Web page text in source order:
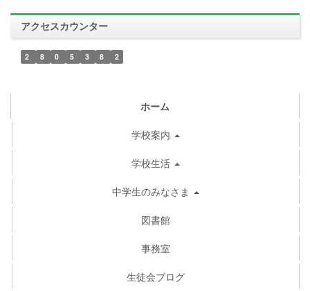
アクセスカウンター
2 8 0 5 3 8 2
ホーム
学校案内
学校生活
中学生のみなさま
図書館
事務室
生徒会ブログ